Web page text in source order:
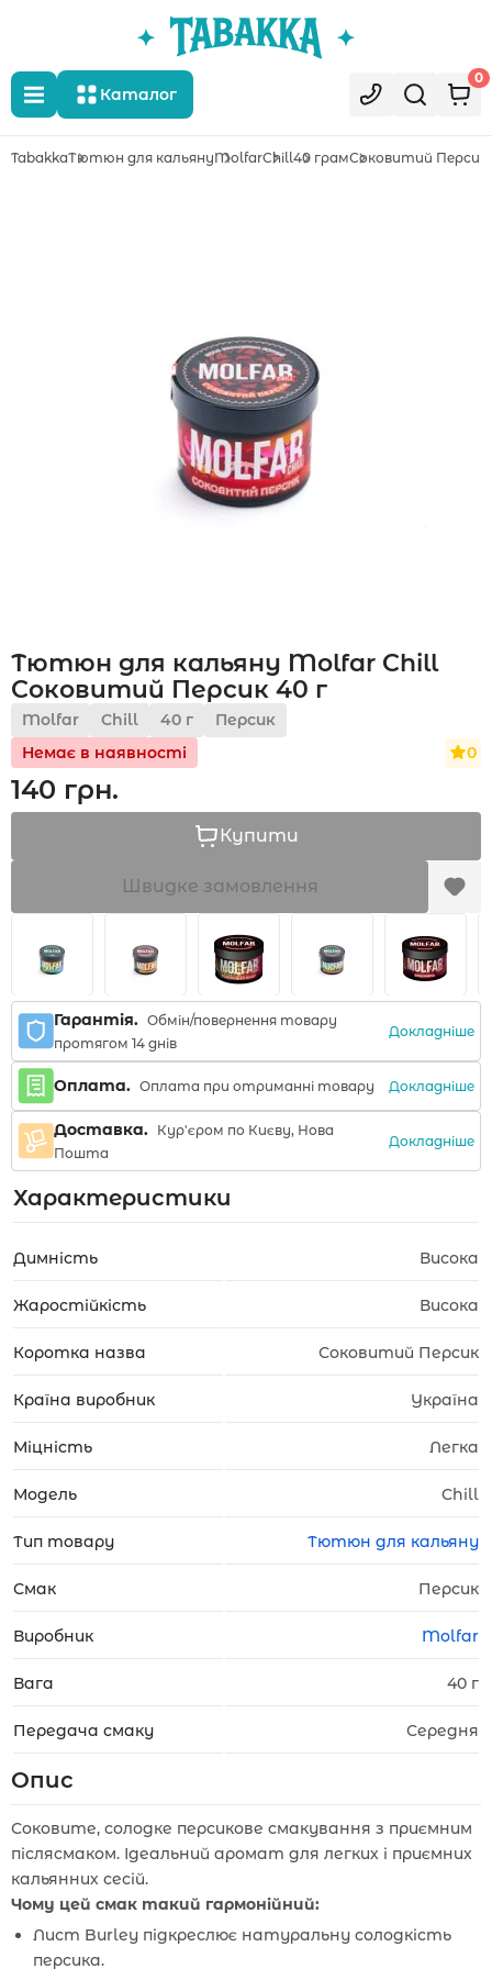
Каталог
0
Укр Рус
TabakkaТютюн для кальянуMolfarChill40 грамСоковитий Персик
Тютюн для кальяну Molfar Chill
Соковитий Персик 40 г
Molfar Chill 40 г
Персик
Немає в наявності
0
140 грн.
Купити
Швидке замовлення
Гарантія. Обмін/повернення товару
протягом 14 днів
Докладніше
Оплата. Оплата при отриманні товару Докладніше
Доставка. Кур'єром по Києву, Нова
Пошта
Докладніше
Характеристики
Димність Висока
Жаростійкість Висока
Коротка назва Соковитий Персик
Країна виробник Україна
Міцність Легка
Модель Chill
Тип товару Тютюн для кальяну
Смак Персик
Виробник Molfar
Вага 40 г
Передача смаку Середня
Опис
Соковите, солодке персикове смакування з приємним
післясмаком. Ідеальний аромат для легких і приємних
кальянних сесій.
Чому цей смак такий гармонійний:
Лист Burley підкреслює натуральну солодкість
персика.